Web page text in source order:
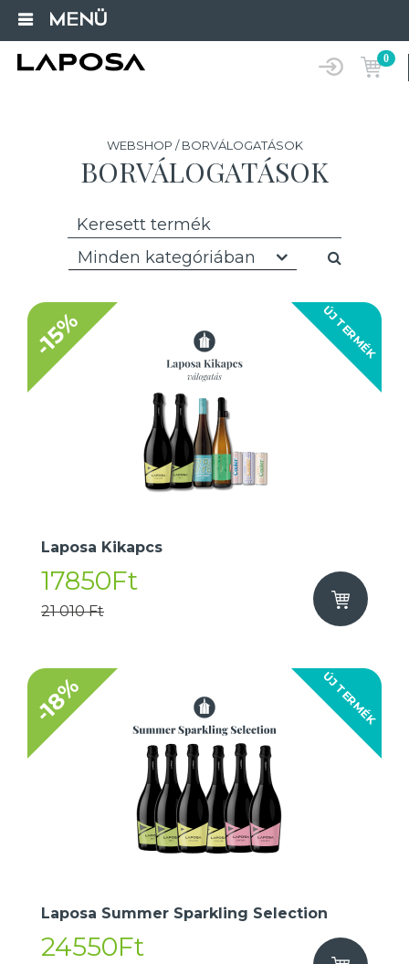
MENÜ
0
WEBSHOP / BORVÁLOGATÁSOK
BORVÁLOGATÁSOK
Minden kategóriában
ÚJ TERMÉK
-15%
Laposa Kikapcs
17850Ft
21 010 Ft
ÚJ TERMÉK
-18%
Laposa Summer Sparkling Selection
24550Ft